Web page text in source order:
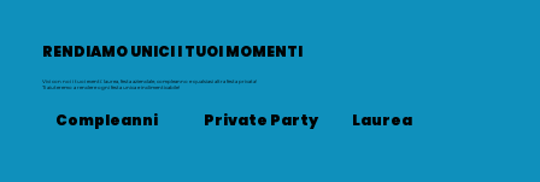
RENDIAMO UNICI I TUOI MOMENTI
Vivi con noi i tuoi eventi: laurea, festa aziendale, compleanno e qualsiasi altra festa privata!
Ti aiuteremo a rendere ogni festa unica e indimenticabile!
Compleanni Private Party Laurea